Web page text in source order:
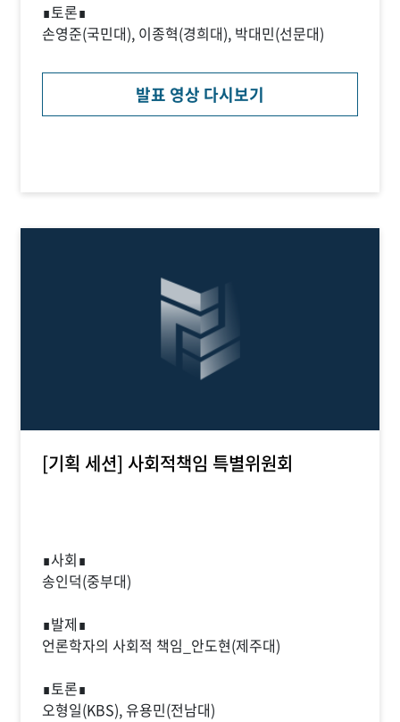
∎토론∎
손영준(국민대), 이종혁(경희대), 박대민(선문대)
발표 영상 다시보기
[기획 세션] 사회적책임 특별위원회
∎사회∎
송인덕(중부대)
∎발제∎
언론학자의 사회적 책임_안도현(제주대)
∎토론∎
오형일(KBS), 유용민(전남대)